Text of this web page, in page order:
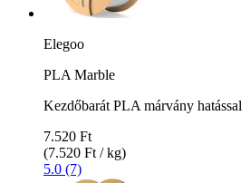
Elegoo
PLA Marble
Kezdőbarát PLA márvány hatással
7.520 Ft
(7.520 Ft / kg)
5.0 (7)